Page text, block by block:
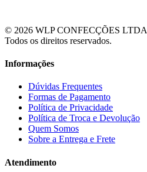
© 2026 WLP CONFECÇÕES LTDA
Todos os direitos reservados.
Informações
Dúvidas Frequentes
Formas de Pagamento
Política de Privacidade
Política de Troca e Devolução
Quem Somos
Sobre a Entrega e Frete
Atendimento